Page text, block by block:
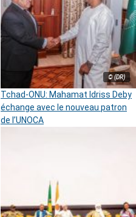
© (DR)
Tchad-ONU: Mahamat Idriss Deby
échange avec le nouveau patron
de l’UNOCA